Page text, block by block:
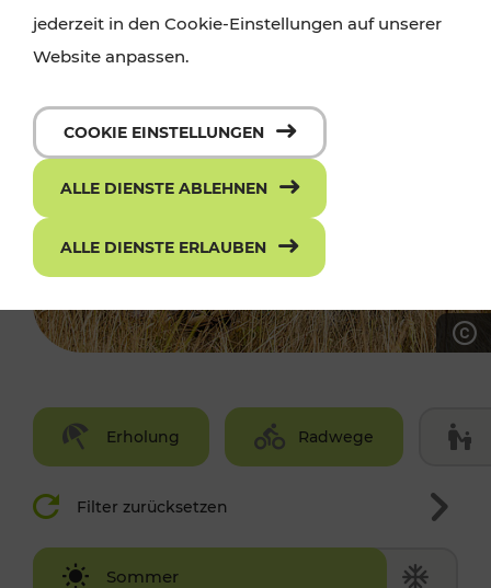
Erholung Radwege
Filter zurücksetzen
Sommer
Winter
jederzeit in den Cookie-Einstellungen auf unserer
Website anpassen.
COOKIE EINSTELLUNGEN
ALLE DIENSTE ABLEHNEN
ALLE DIENSTE ERLAUBEN